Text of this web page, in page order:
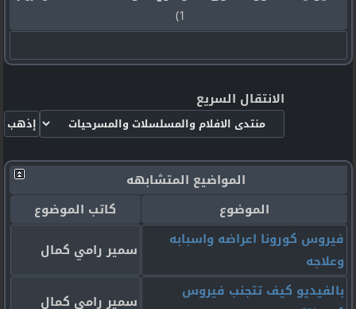
1)
الانتقال السريع
المواضيع المتشابهه
الموضوع
كاتب الموضوع
فيروس كورونا اعراضه واسبابه
وعلاجه
سمير رامي كمال
بالفيديو كيف تتجنب فيروس
سمير رامي كمال